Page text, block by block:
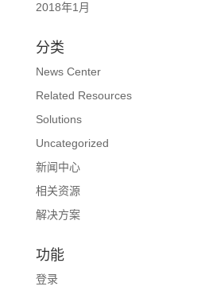
2018年1月
分类
News Center
Related Resources
Solutions
Uncategorized
新闻中心
相关资源
解决方案
功能
登录